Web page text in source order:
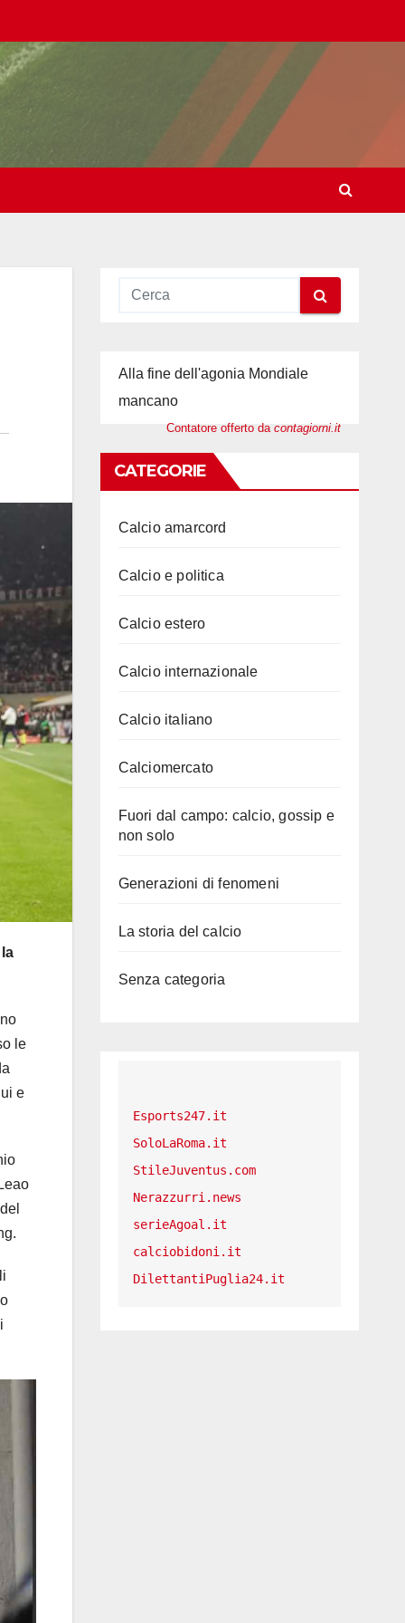
le
e
Alla fine dell'agonia Mondiale
mancano
Contatore offerto da contagiorni.it
CATEGORIE
Calcio amarcord
Calcio e politica
Calcio estero
Calcio internazionale
Calcio italiano
Calciomercato
Fuori dal campo: calcio, gossip e
non solo
Generazioni di fenomeni
La storia del calcio
Senza categoria
Esports247.it
SoloLaRoma.it
StileJuventus.com
Nerazzurri.news
serieAgoal.it
calciobidoni.it
DilettantiPuglia24.it